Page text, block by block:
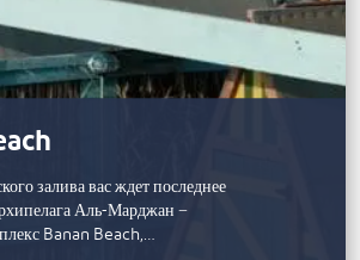
залива вас ждет последнее
Аль-Марджан −
Banan Beach,…
Beach Resort
релаксации на пляже или
четырех великолепных
блаженство ухода за